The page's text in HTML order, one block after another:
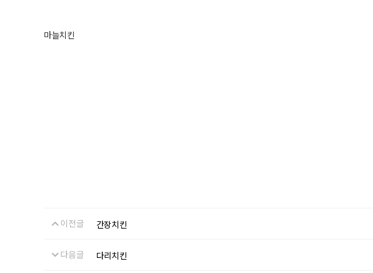
마늘치킨
이전글 간장치킨
다음글 다리치킨